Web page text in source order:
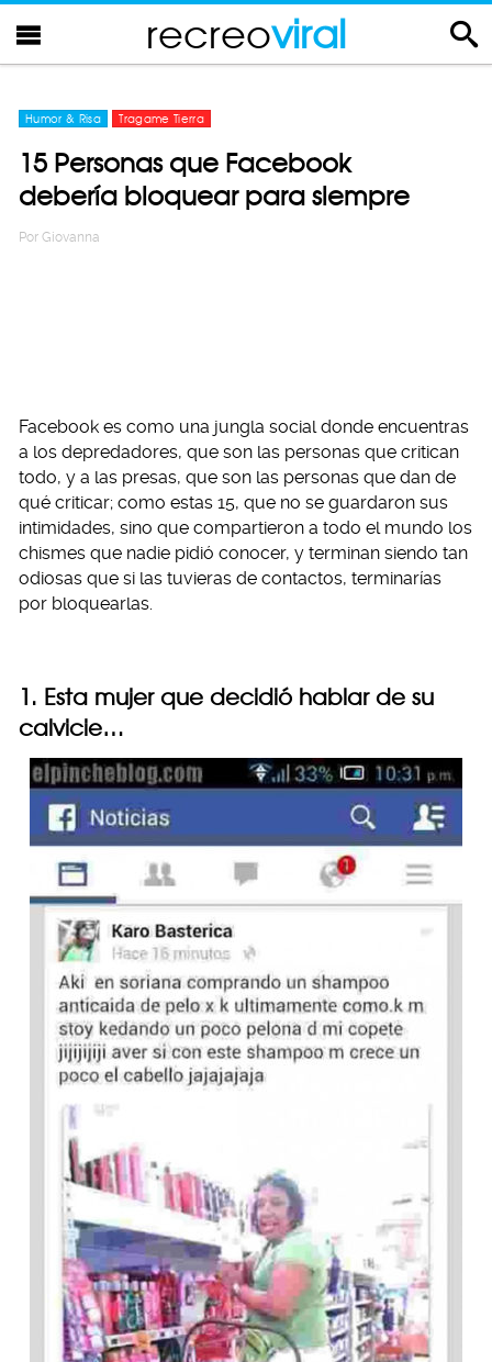
recreoviral
Humor & Risa Tragame Tierra
15 Personas que Facebook
debería bloquear para siempre
Por Giovanna
Facebook es como una jungla social donde encuentras
a los depredadores, que son las personas que critican
todo, y a las presas, que son las personas que dan de
qué criticar; como estas 15, que no se guardaron sus
intimidades, sino que compartieron a todo el mundo los
chismes que nadie pidió conocer, y terminan siendo tan
odiosas que si las tuvieras de contactos, terminarías
por bloquearlas.
1. Esta mujer que decidió hablar de su
calvicie…